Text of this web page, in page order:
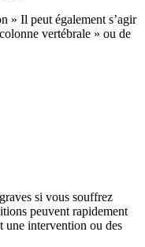
» Il peut également s’agir
vertébrale » ou de
si vous souffrez
peuvent rapidement
une intervention ou des